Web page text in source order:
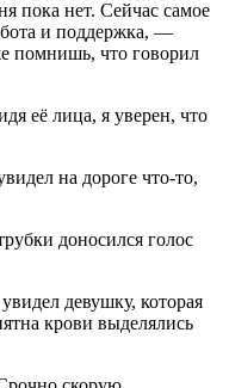
пока нет. Сейчас самое
и поддержка, —
помнишь, что говорил
её лица, я уверен, что
на дороге что-то,
доносился голос
девушку, которая
крови выделялись